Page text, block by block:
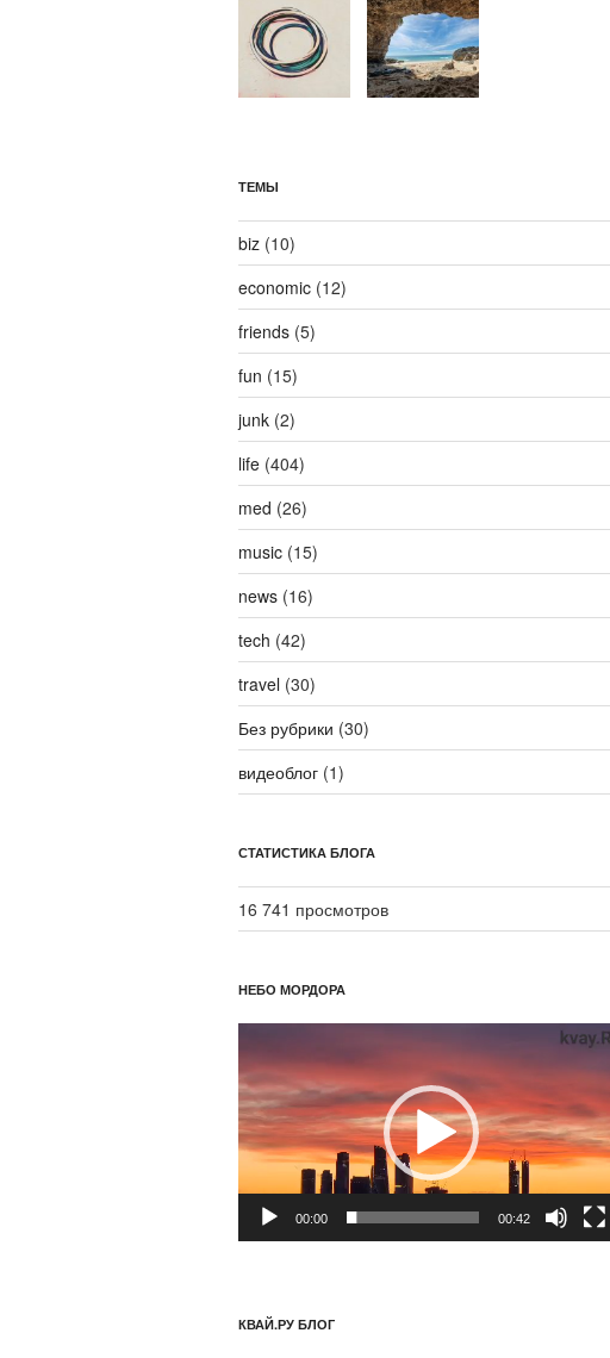
ТЕМЫ
biz(10)
economic(12)
friends(5)
fun (15)
junk(2)
life(404)
med (26)
music(15)
news(16)
tech (42)
travel(30)
Без рубрики (30)
видеоблог(1)
СТАТИСТИКА БЛОГА
16 741 просмотров
НЕБО МОРДОРА
00:00 00:42
КВАЙ.РУ БЛОГ